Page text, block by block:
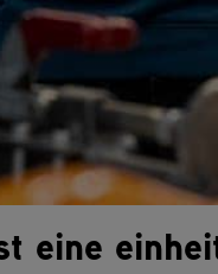
eine